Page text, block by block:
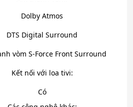
Dolby Atmos
DTS Digital Surround
vòm S-Force Front Surround
Kết nối với loa tivi:
Có